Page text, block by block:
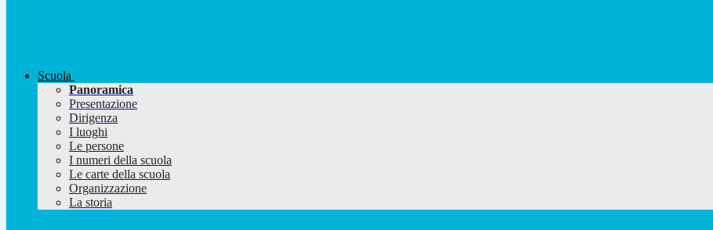
Scuola
Panoramica
Presentazione
Dirigenza
I luoghi
Le persone
I numeri della scuola
Le carte della scuola
Organizzazione
La storia